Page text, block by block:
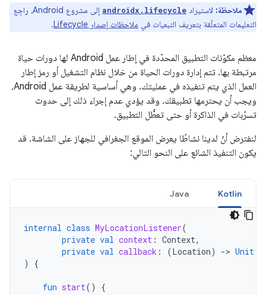
ملاحظة: لاستيراد androidx.lifecycle
إلى مشروع Android، راجِع
التعليمات المتعلّقة بتعريف التبعيات في ملاحظات إصدار Lifecycle .
معظم مكوّنات التطبيق المحدّدة في إطار عمل Android لها دورات حياة
مرتبطة بها. تتم إدارة دورات الحياة من خلال نظام التشغيل أو رمز إطار
العمل الذي يتم تنفيذه في عمليتك. وهي أساسية لطريقة عمل Android،
ويجب أن يحترمها تطبيقك. وقد يؤدي عدم إجراء ذلك إلى حدوث
تسرّبات في الذاكرة أو حتى تعطُّل التطبيق.
لنفترض أنّ لدينا نشاطًا يعرض الموقع الجغرافي للجهاز على الشاشة. قد
يكون التنفيذ الشائع على النحو التالي:
Kotlin
Java
internal class MyLocationListener(
private val context : Context,
private val callback : (Location) -> Unit
)
{
fun start()
{